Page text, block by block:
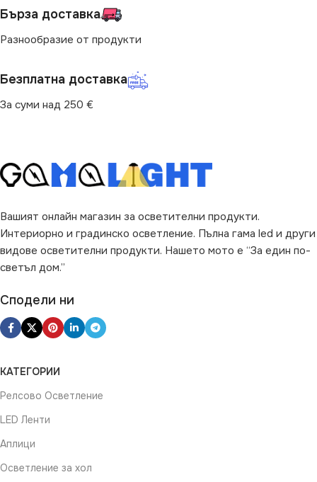
НАЧИН НА МОНТАЖ
Повърхностен
ВИД с Крушки
ФОРМА
РАЗМЕР Φ7.5 cm
Бърза доставка
Разнообразие от продукти
Безплатна доставка
За суми над 250 €
Вашият онлайн магазин за осветителни продукти.
Интериорно и градинско осветление. Пълна гама led и други
видове осветителни продукти. Нашето мото е “За един по-
светъл дом.”
Сподели ни
КАТЕГОРИИ
Релсово Осветление
LED Ленти
Аплици
Осветление за хол